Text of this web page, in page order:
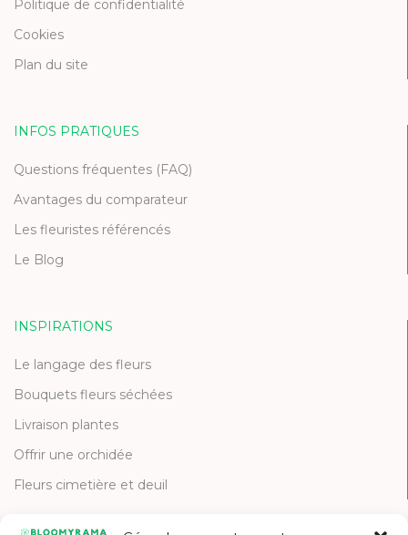
Politique de confidentialité
Cookies
Plan du site
INFOS PRATIQUES
Questions fréquentes (FAQ)
Avantages du comparateur
Les fleuristes référencés
Le Blog
INSPIRATIONS
Le langage des fleurs
Bouquets fleurs séchées
Livraison plantes
Offrir une orchidée
Fleurs cimetière et deuil